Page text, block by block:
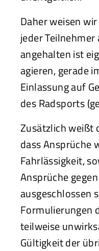
Daher weisen
jeder
angehalten ist
agieren, gerade
Einlassung auf
des Radsports
Zusätzlich weißt
dass Ansprüche
Fahrlässigkeit,
Ansprüche
ausgeschlossen
Formulierungen
teilweise
Gültigkeit der